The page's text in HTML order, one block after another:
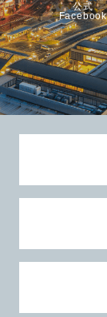
公式
Facebook